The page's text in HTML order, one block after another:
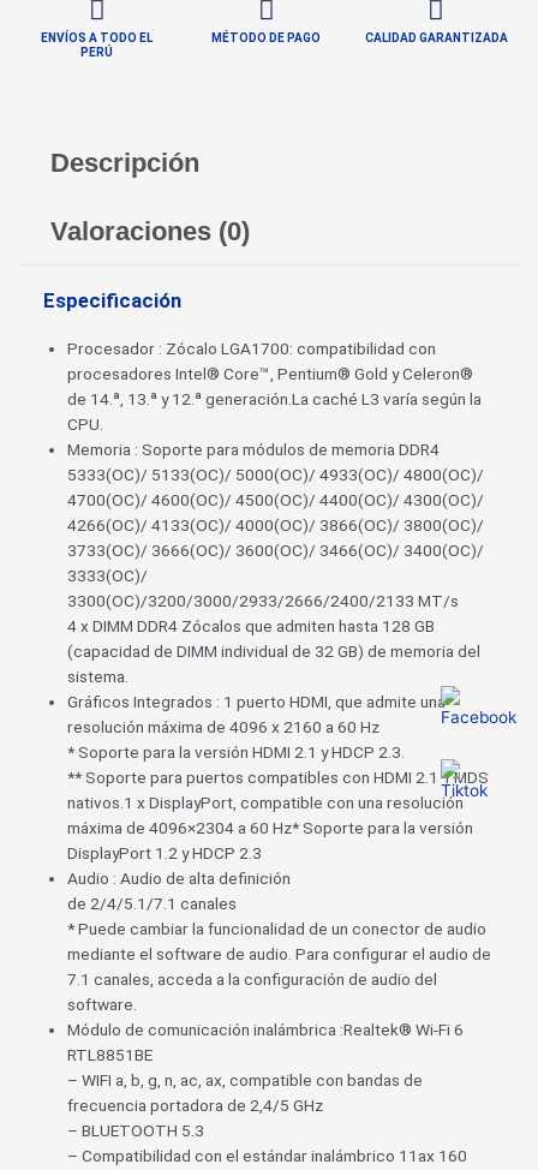
ENVÍOS A TODO EL
PERÚ
MÉTODO DE PAGO CALIDAD GARANTIZADA
Descripción
Valoraciones (0)
Especificación
Procesador : Zócalo LGA1700: compatibilidad con
procesadores Intel® Core™, Pentium® Gold y Celeron®
de 14.ª, 13.ª y 12.ª generación.La caché L3 varía según la
CPU.
Memoria : Soporte para módulos de memoria DDR4
5333(OC)/ 5133(OC)/ 5000(OC)/ 4933(OC)/ 4800(OC)/
4700(OC)/ 4600(OC)/ 4500(OC)/ 4400(OC)/ 4300(OC)/
4266(OC)/ 4133(OC)/ 4000(OC)/ 3866(OC)/ 3800(OC)/
3733(OC)/ 3666(OC)/ 3600(OC)/ 3466(OC)/ 3400(OC)/
3333(OC)/
3300(OC)/3200/3000/2933/2666/2400/2133 MT/s
4 x DIMM DDR4 Zócalos que admiten hasta 128 GB
(capacidad de DIMM individual de 32 GB) de memoria del
sistema.
Gráficos Integrados : 1 puerto HDMI, que admite una
resolución máxima de 4096 x 2160 a 60 Hz
* Soporte para la versión HDMI 2.1 y HDCP 2.3.
** Soporte para puertos compatibles con HDMI 2.1 TMDS
nativos.1 x DisplayPort, compatible con una resolución
máxima de 4096×2304 a 60 Hz* Soporte para la versión
DisplayPort 1.2 y HDCP 2.3
Audio : Audio de alta definición
de 2/4/5.1/7.1 canales
* Puede cambiar la funcionalidad de un conector de audio
mediante el software de audio. Para configurar el audio de
7.1 canales, acceda a la configuración de audio del
software.
Módulo de comunicación inalámbrica :Realtek® Wi-Fi 6
RTL8851BE
– WIFI a, b, g, n, ac, ax, compatible con bandas de
frecuencia portadora de 2,4/5 GHz
– BLUETOOTH 5.3
– Compatibilidad con el estándar inalámbrico 11ax 160